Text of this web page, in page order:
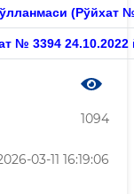
(Рўйхат
№ 3394 24.10.2022
1094
03-11 16:19:06